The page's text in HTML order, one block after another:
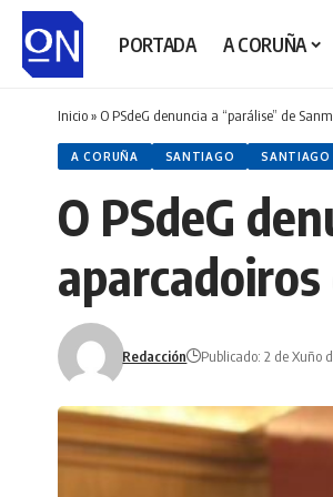
PORTADA A CORUÑA
Inicio» O PSdeG denuncia a “parálise” de
A CORUÑA SANTIAGO SANTIAGO
O PSdeG
aparcadoiros
Redacción Publicado: 2 de Xuño